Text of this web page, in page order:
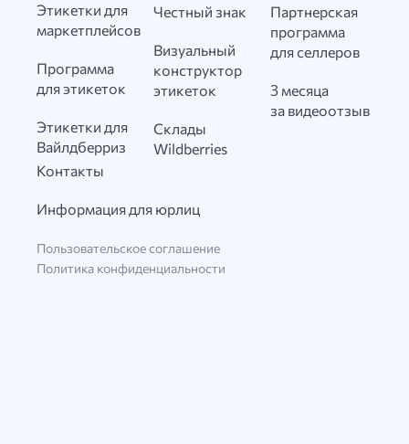
Этикетки для
маркетплейсов
Программа
для этикеток
Этикетки для
Вайлдберриз
Честный знак
Визуальный
конструктор
этикеток
Склады
Wildberries
Партнерская
программа
для селлеров
3 месяца
за видеоотзыв
Контакты
Информация для юрлиц
Пользовательское соглашение
Политика конфиденциальности